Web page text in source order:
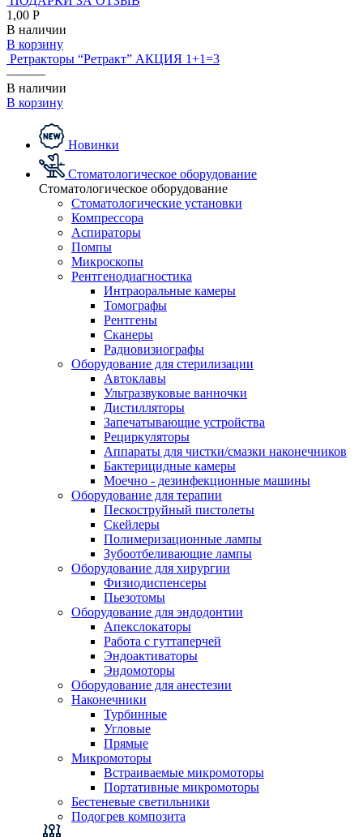
1,00 Р
В наличии
В корзину
Ретракторы “Ретракт” АКЦИЯ 1+1=3
———
В наличии
В корзину
Новинки
Стоматологическое оборудование
Стоматологическое оборудование
Стоматологические установки
Компрессора
Аспираторы
Помпы
Микроскопы
Рентгенодиагностика
Интраоральные камеры
Томографы
Рентгены
Сканеры
Радиовизиографы
Оборудование для стерилизации
Автоклавы
Ультразвуковые ванночки
Дистилляторы
Запечатывающие устройства
Рециркуляторы
Аппараты для чистки/смазки наконечников
Бактерицидные камеры
Моечно - дезинфекционные машины
Оборудование для терапии
Пескоструйный пистолеты
Скейлеры
Полимеризационные лампы
Зубоотбеливающие лампы
Оборудование для хирургии
Физиодиспенсеры
Пьезотомы
Оборудование для эндодонтии
Апекслокаторы
Работа с гуттаперчей
Эндоактиваторы
Эндомоторы
Оборудование для анестезии
Наконечники
Турбинные
Угловые
Прямые
Микромоторы
Встраиваемые микромоторы
Портативные микромоторы
Бестеневые светильники
Подогрев композита